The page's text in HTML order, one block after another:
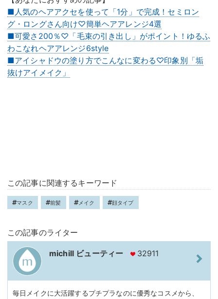
■人気のヘアアクセを使って「1分」で完成！セミロン
グ・ロングさん向け♡簡単ヘアアレンジ4選
■可愛さ200％♡「毛束の引き出し」がポイント！ゆるふ
わこなれヘアアレンジ6style
■アイシャドウの塗り方でこんなに変わる♡印象別「垢
抜けアイメイク」
この記事に関連するキーワード
マスク 前髪 メイク 顔タイプ
この記事のライター
michill ビューティー 32911
毎日メイクに大活躍するプチプラなのに優秀なコスメから、